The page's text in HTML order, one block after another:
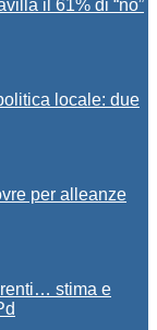
il 61% di “no”
locale: due
per alleanze
stima e